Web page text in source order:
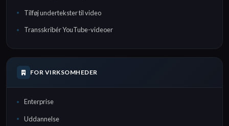
Tilføj undertekster til video
Transskribér YouTube-videoer
FOR VIRKSOMHEDER
Enterprise
Uddannelse